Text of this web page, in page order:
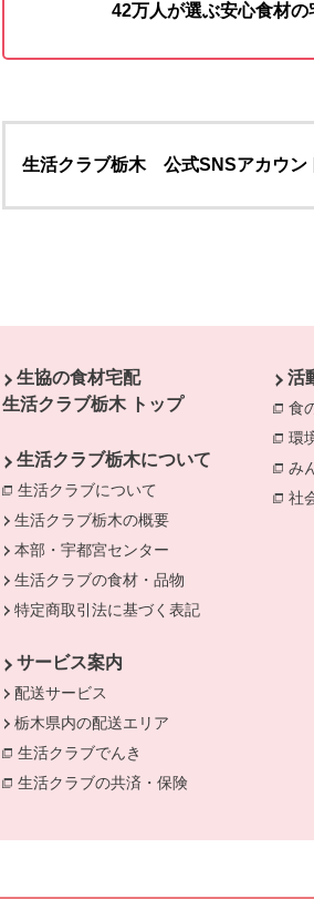
42万人が選ぶ安心食材の
生活クラブ栃木 公式SNSアカウン
生協の食材宅配
生活クラブ栃木 トップ
生活クラブ栃木について
生活クラブについて
生活クラブ栃木の概要
本部・宇都宮センター
生活クラブの食材・品物
特定商取引法に基づく表記
サービス案内
配送サービス
栃木県内の配送エリア
生活クラブでんき
生活クラブの共済・保険
活
食
環
み
社